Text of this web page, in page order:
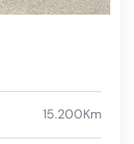
15.200Km